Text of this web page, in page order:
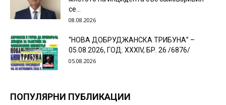
се...
08.08.2026
“НОВА ДОБРУДЖАНСКА ТРИБУНА” –
05.08.2026, ГОД. XXХIV, БР. 26 /6876/
05.08.2026
ПОПУЛЯРНИ ПУБЛИКАЦИИ